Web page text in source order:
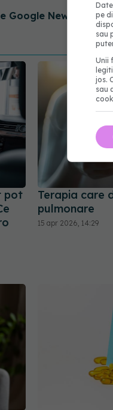
Google News -
pot
Terapia care
pulmonare
15 apr 2026, 14:29
pe
sau
Unii
jos.
sau